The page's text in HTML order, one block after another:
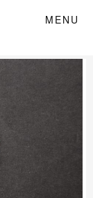
MENU